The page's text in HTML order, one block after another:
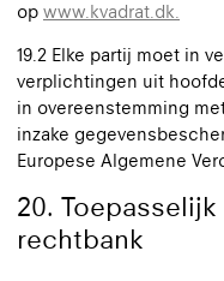
op www.kvadrat.dk.
19.2 Elke partij moet in
verplichtingen uit
in overeenstemming
inzake
Europese Algemene
20.
rechtbank